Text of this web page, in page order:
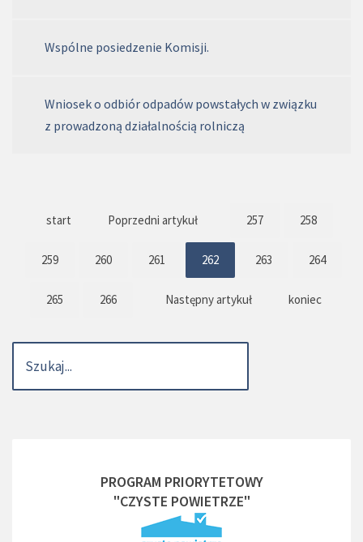
Wspólne posiedzenie Komisji.
Wniosek o odbiór odpadów powstałych w związku
z prowadzoną działalnością rolniczą
start Poprzedni artykuł 257 258
259 260 261 262 263 264
265 266 Następny artykuł koniec
PROGRAM PRIORYTETOWY
"CZYSTE POWIETRZE"